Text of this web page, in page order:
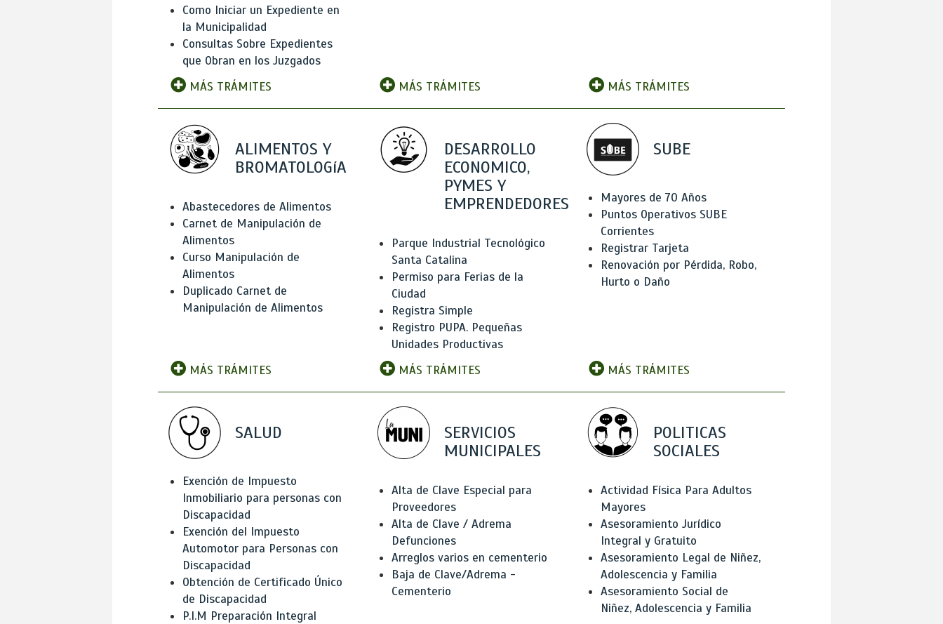
Como Iniciar un Expediente en
la Municipalidad
Consultas Sobre Expedientes
que Obran en los Juzgados
MÁS TRÁMITES
MÁS TRÁMITES MÁS TRÁMITES
ALIMENTOS Y
BROMATOLOGíA
Abastecedores de Alimentos
Carnet de Manipulación de
Alimentos
Curso Manipulación de
Alimentos
Duplicado Carnet de
Manipulación de Alimentos
MÁS TRÁMITES
DESARROLLO
ECONOMICO,
PYMES Y
EMPRENDEDORES
Parque Industrial Tecnológico
Santa Catalina
Permiso para Ferias de la
Ciudad
Registra Simple
Registro PUPA. Pequeñas
Unidades Productivas
MÁS TRÁMITES
SUBE
Mayores de 70 Años
Puntos Operativos SUBE
Corrientes
Registrar Tarjeta
Renovación por Pérdida, Robo,
Hurto o Daño
MÁS TRÁMITES
SALUD
Exención de Impuesto
Inmobiliario para personas con
Discapacidad
Exención del Impuesto
Automotor para Personas con
Discapacidad
Obtención de Certificado Único
de Discapacidad
P.I.M Preparación Integral
SERVICIOS
MUNICIPALES
Alta de Clave Especial para
Proveedores
Alta de Clave / Adrema
Defunciones
Arreglos varios en cementerio
Baja de Clave/Adrema -
Cementerio
POLITICAS
SOCIALES
Actividad Física Para Adultos
Mayores
Asesoramiento Jurídico
Integral y Gratuito
Asesoramiento Legal de Niñez,
Adolescencia y Familia
Asesoramiento Social de
Niñez, Adolescencia y Familia